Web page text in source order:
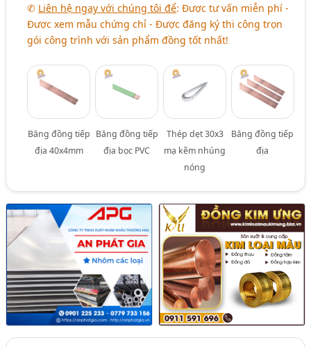
✆ Liên hệ ngay với chúng tôi để: Được tư vấn miễn phí -
Được xem mẫu chứng chỉ - Được đăng ký thi công trọn
gói công trình với sản phẩm đồng tốt nhất!
Băng đồng tiếp
địa 40x4mm
Băng đồng tiếp
địa bọc PVC
Thép dẹt 30x3
mạ kẽm nhúng
nóng
Băng đồng tiếp
địa